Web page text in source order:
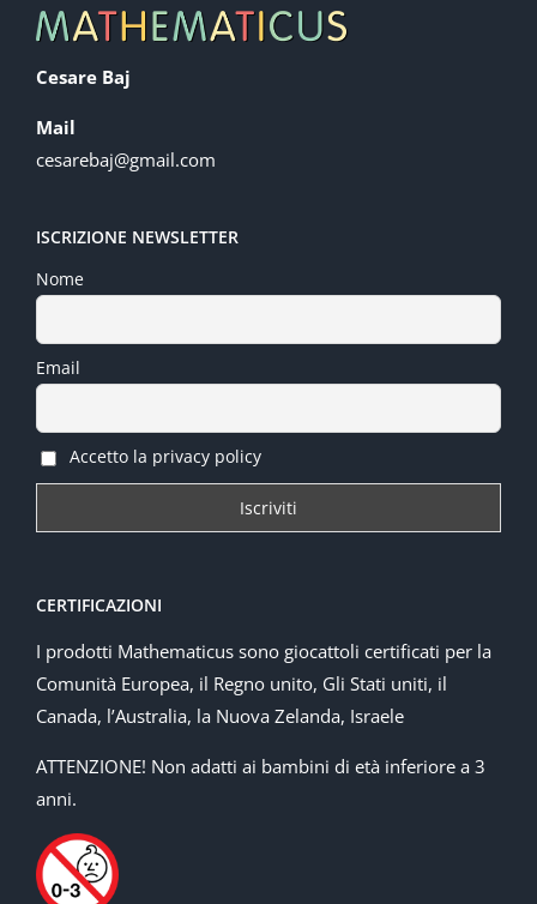
Cesare Baj
Mail
cesarebaj@gmail.com
ISCRIZIONE NEWSLETTER
Nome
Email
Accetto la privacy policy
CERTIFICAZIONI
I prodotti Mathematicus sono giocattoli certificati per la
Comunità Europea, il Regno unito, Gli Stati uniti, il
Canada, l’Australia, la Nuova Zelanda, Israele
ATTENZIONE! Non adatti ai bambini di età inferiore a 3
anni.